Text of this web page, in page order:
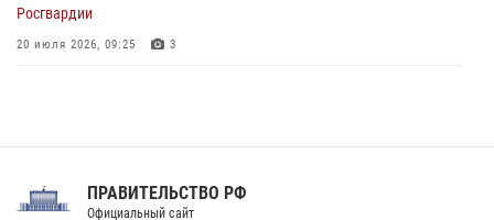
Росгвардии
20 июля 2026, 09:25 3
Праздник «Один день с Росгвардией» к 105-летию Центрального
ПРАВИТЕЛЬСТВО РФ
Официальный сайт